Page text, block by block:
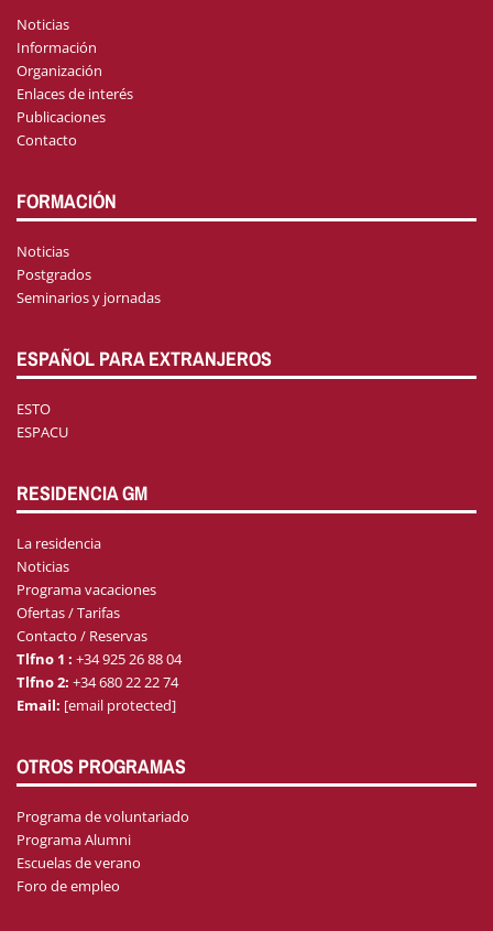
Noticias
Información
Organización
Enlaces de interés
Publicaciones
Contacto
FORMACIÓN
Noticias
Postgrados
Seminarios y jornadas
ESPAÑOL PARA EXTRANJEROS
ESTO
ESPACU
RESIDENCIA GM
La residencia
Noticias
Programa vacaciones
Ofertas / Tarifas
Contacto / Reservas
Tlfno 1 : +34 925 26 88 04
Tlfno 2: +34 680 22 22 74
Email: [email protected]
OTROS PROGRAMAS
Programa de voluntariado
Programa Alumni
Escuelas de verano
Foro de empleo